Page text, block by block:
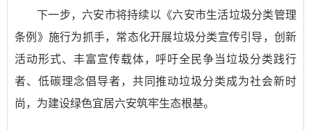
下一步，六安市将持续以《六安市生活垃圾分类管理
条例》施行为抓手，常态化开展垃圾分类宣传引导，创新
活动形式、丰富宣传载体，呼吁全民争当垃圾分类践行
者、低碳理念倡导者，共同推动垃圾分类成为社会新时
尚，为建设绿色宜居六安筑牢生态根基。